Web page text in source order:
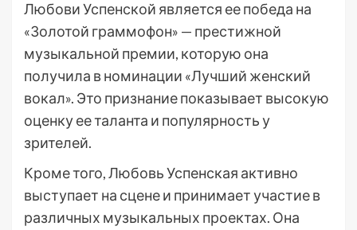
Любови Успенской является ее победа на
«Золотой граммофон» — престижной
музыкальной премии, которую она
получила в номинации «Лучший женский
вокал». Это признание показывает высокую
оценку ее таланта и популярность у
зрителей.
Кроме того, Любовь Успенская активно
выступает на сцене и принимает участие в
различных музыкальных проектах. Она